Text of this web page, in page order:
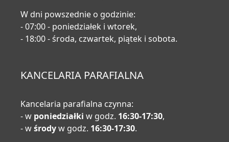
W dni powszednie o godzinie:
- 07:00 - poniedziałek i wtorek,
- 18:00 - środa, czwartek, piątek i sobota.
KANCELARIA PARAFIALNA
Kancelaria parafialna czynna:
- w poniedziałki w godz. 16:30-17:30,
- wśrodyw godz. 16:30-17:30.